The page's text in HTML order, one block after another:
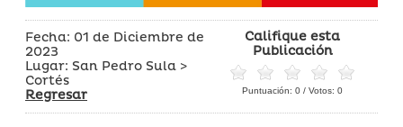
Fecha: 01 de Diciembre de
2023
Lugar: San Pedro Sula >
Cortés
Regresar
Califique esta
Publicación
Puntuación: 0 / Votos: 0